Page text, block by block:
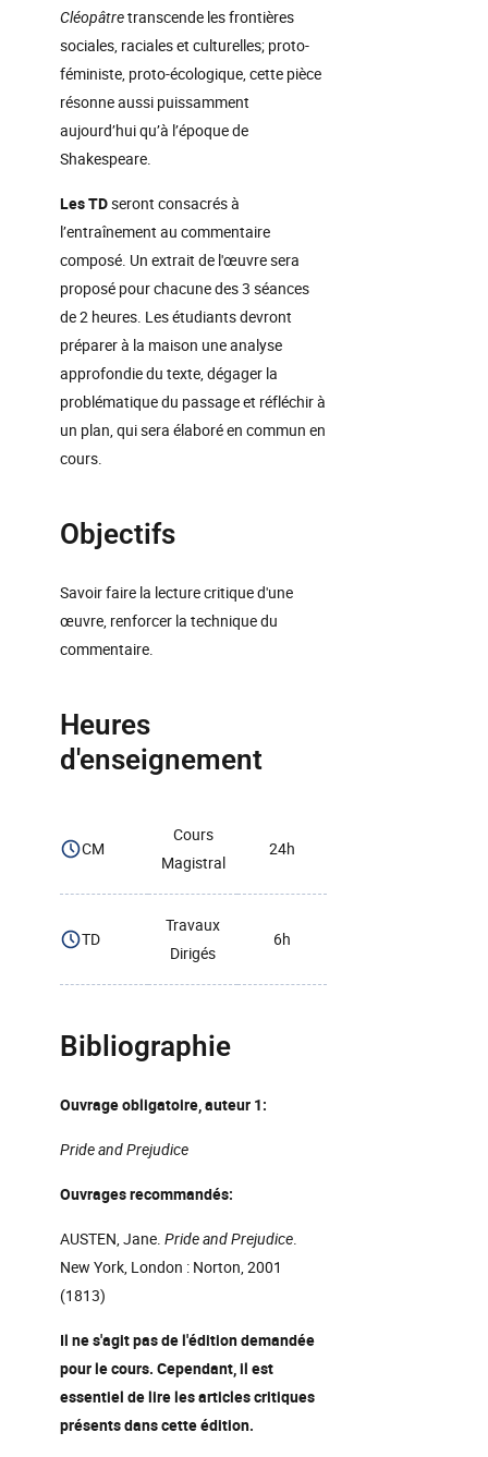
Cléopâtretranscende les frontières
sociales, raciales et culturelles; proto-
féministe, proto-écologique, cette pièce
résonne aussi puissamment
aujourd’hui qu’à l’époque de
Shakespeare.
Les TDseront consacrés à
l’entraînement au commentaire
composé. Un extrait de l'œuvre sera
proposé pour chacune des 3 séances
de 2 heures. Les étudiants devront
préparer à la maison une analyse
approfondie du texte, dégager la
problématique du passage et réfléchir à
un plan, qui sera élaboré en commun en
cours.
Objectifs
Savoir faire la lecture critique d'une
œuvre, renforcer la technique du
commentaire.
Heures
d'enseignement
CM
Cours
Magistral
24h
TD
Travaux
Dirigés
6h
Bibliographie
Ouvrage obligatoire, auteur 1:
Pride and Prejudice
Ouvrages recommandés:
AUSTEN, Jane. Pride and Prejudice.
New York, London : Norton, 2001
(1813)
Il ne s'agit pas de l'édition demandée
pour le cours. Cependant, il est
essentiel de lire les articles critiques
présents dans cette édition.